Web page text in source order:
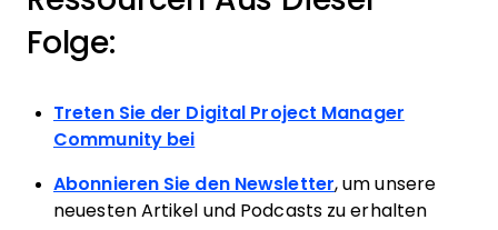
Folge:
Treten Sie der Digital Project Manager
Community bei
Abonnieren Sie den Newsletter, um unsere
neuesten Artikel und Podcasts zu erhalten